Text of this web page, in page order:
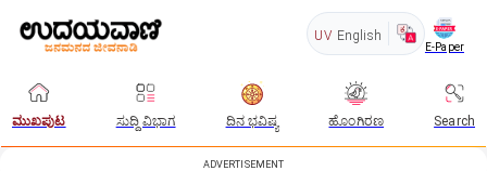
UV English
E-Paper
ಮುಖಪುಟ ಸುದ್ದಿ ವಿಭಾಗ ದಿನ ಭವಿಷ್ಯ ಹೊಂಗಿರಣ Search
ADVERTISEMENT